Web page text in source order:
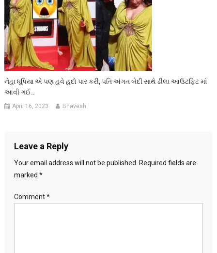
નેહા ધૂપિયા એ પણ હવે હદો પાર કરી, પતિ અંગત બેદી સાથે ઢીલા આઉટફિટ માં
આવી ગઈ..
April 16, 2023 Bhavesh
Leave a Reply
Your email address will not be published.
Required fields are
marked *
Comment*